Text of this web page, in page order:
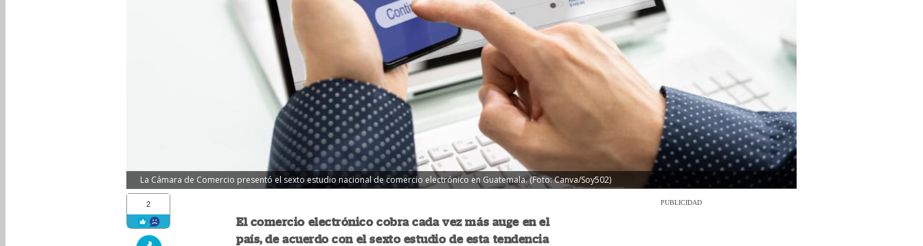
La Cámara de Comercio presentó el sexto estudio nacional de comercio electrónico en Guatemala. (Foto: Canva/Soy502)
2
El comercio electrónico cobra cada vez más auge en el
país, de acuerdo con el sexto estudio de esta tendencia
PUBLICIDAD